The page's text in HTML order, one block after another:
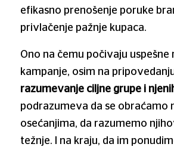
efikasno prenošenje poruke
privlačenje pažnje kupaca.
Ono na čemu počivaju uspešne
kampanje, osim na
razumevanje ciljne grupe i
podrazumeva da se obraćamo
osećanjima, da razumemo
težnje. I na kraju, da im